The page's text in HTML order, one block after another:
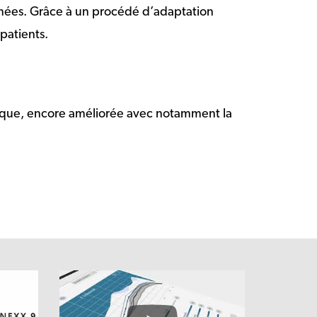
Grâce à un procédé d’adaptation
encore améliorée avec notamment la